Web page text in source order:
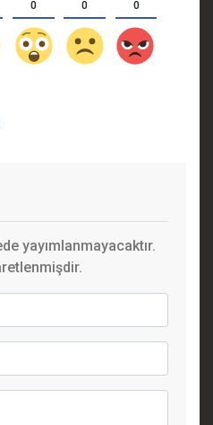
0 0 0
yayımlanmayacaktır.